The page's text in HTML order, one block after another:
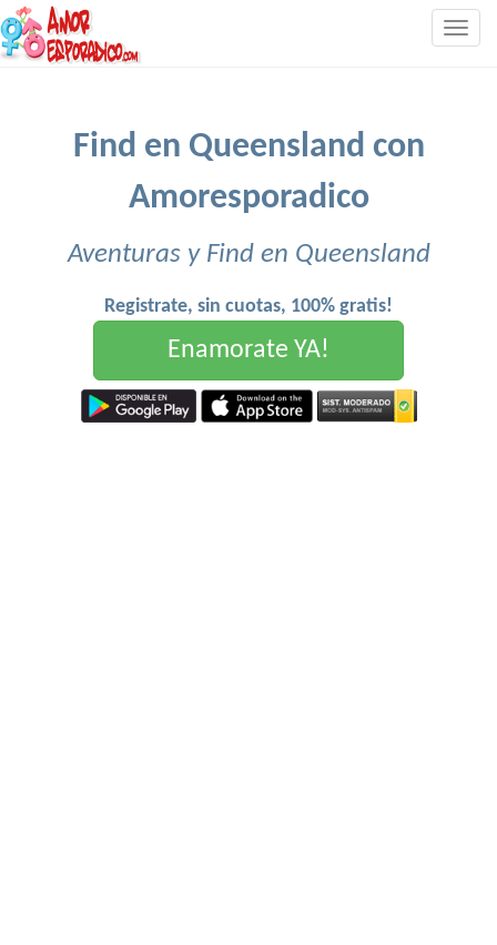
Find en Queensland con
Amoresporadico
Aventuras y Find en Queensland
Registrate, sin cuotas, 100% gratis!
Enamorate YA!